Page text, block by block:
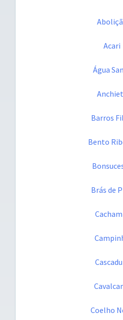
Acari
Água
Barros
Bento
Brás de
Coelho